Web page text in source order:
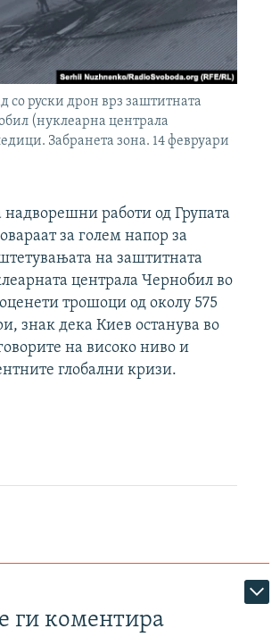
руски дрон врз заштитната
(нуклеарна централа
Забранета зона. 14 февруари
работи од Групата
за голем напор за
на заштитната
централа Чернобил во
трошоци од околу 575
знак дека Киев останува во
на високо ниво и
глобални кризи.
ги коментира